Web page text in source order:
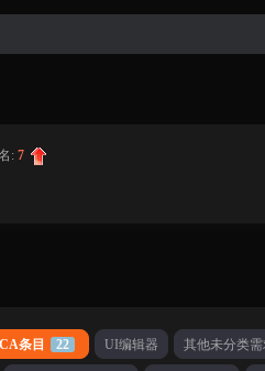
:7
条目 22 UI编辑器 其他未分类需